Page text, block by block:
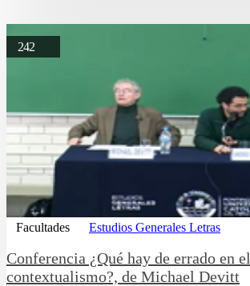
242
Facultades Estudios Generales Letras
Conferencia ¿Qué hay de errado en el
contextualismo?, de Michael Devitt